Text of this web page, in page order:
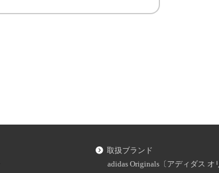
取扱ブランド
adidas Originals〔アディダス オ